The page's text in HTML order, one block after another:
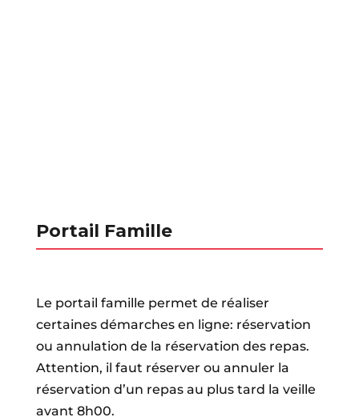
Portail Famille
Le portail famille permet de réaliser
certaines démarches en ligne: réservation
ou annulation de la réservation des repas.
Attention, il faut réserver ou annuler la
réservation d’un repas au plus tard la veille
avant 8h00.